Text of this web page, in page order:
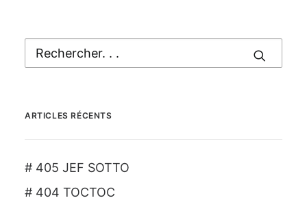
ARTICLES RÉCENTS
# 405 JEF SOTTO
# 404 TOCTOC